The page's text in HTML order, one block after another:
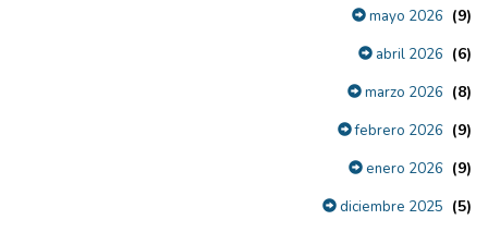
mayo 2026 (9)
abril 2026 (6)
marzo 2026 (8)
febrero 2026 (9)
enero 2026 (9)
diciembre 2025 (5)